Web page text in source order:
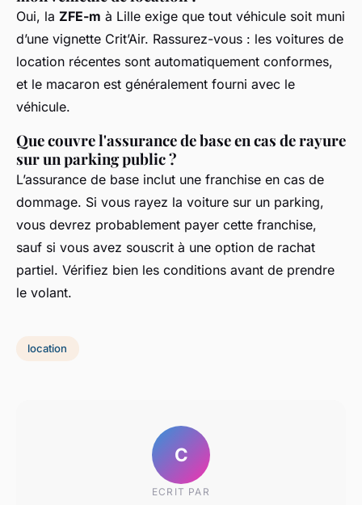
Oui, la ZFE-m à Lille exige que tout véhicule soit muni
d’une vignette Crit’Air. Rassurez-vous : les voitures de
location récentes sont automatiquement conformes,
et le macaron est généralement fourni avec le
véhicule.
Que couvre l'assurance de base en cas de rayure
sur un parking public ?
L’assurance de base inclut une franchise en cas de
dommage. Si vous rayez la voiture sur un parking,
vous devrez probablement payer cette franchise,
sauf si vous avez souscrit à une option de rachat
partiel. Vérifiez bien les conditions avant de prendre
le volant.
location
C
ECRIT PAR